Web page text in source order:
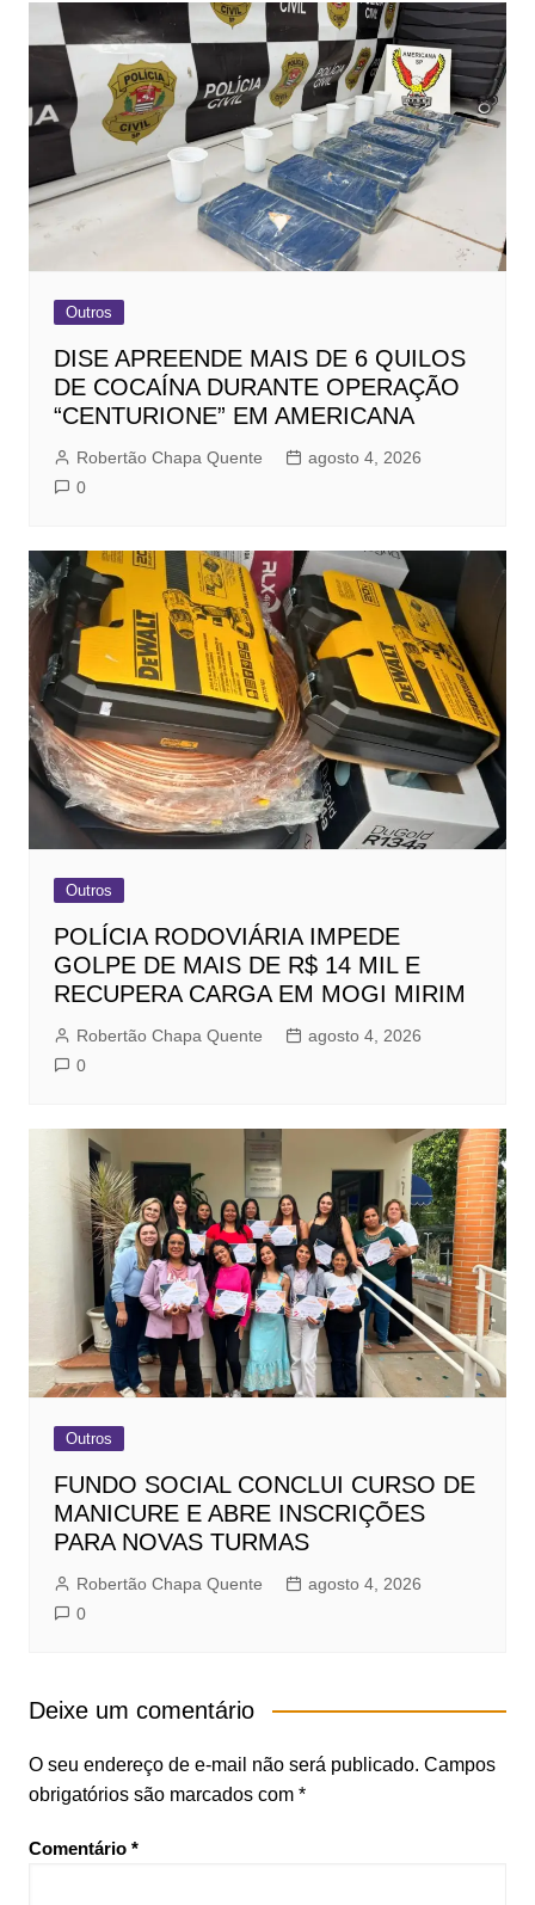
Outros
DISE APREENDE MAIS DE 6 QUILOS
DE COCAÍNA DURANTE OPERAÇÃO
“CENTURIONE” EM AMERICANA
Robertão Chapa Quente
agosto 4, 2026
0
Outros
POLÍCIA RODOVIÁRIA IMPEDE
GOLPE DE MAIS DE R$ 14 MIL E
RECUPERA CARGA EM MOGI MIRIM
Robertão Chapa Quente
agosto 4, 2026
0
Outros
FUNDO SOCIAL CONCLUI CURSO DE
MANICURE E ABRE INSCRIÇÕES
PARA NOVAS TURMAS
Robertão Chapa Quente
agosto 4, 2026
0
Deixe um comentário
O seu endereço de e-mail não será publicado. Campos
obrigatórios são marcados com *
Comentário *